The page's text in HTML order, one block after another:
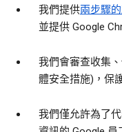
我們提供兩步驟
並提供 Google
我們會審查收集
體安全措施)，保
我們僅允許為了